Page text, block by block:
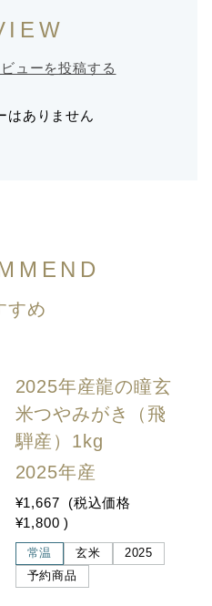
ューを投稿する
はありません
すめ
2025年産龍の瞳玄
米つやみがき（飛
騨産）1kg
2025年産
¥1,667
(税込価格
¥1,800 )
常温 玄米
2025
予約商品